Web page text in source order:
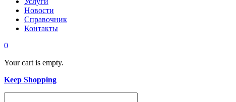
Новости
Справочник
Контакты
0
Your cart is empty.
Keep Shopping